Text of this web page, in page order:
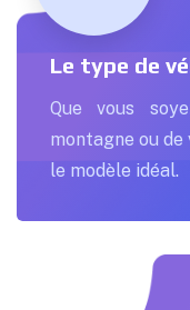
Le type de
Que vous
montagne ou
le modèle idéal.